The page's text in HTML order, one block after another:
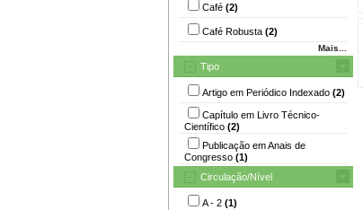
Café (2)
Café Robusta (2)
Mais...
Tipo
Artigo em Periódico Indexado (2)
Capítulo em Livro Técnico-
Científico (2)
Publicação em Anais de
Congresso (1)
Circulação/Nível
A - 2 (1)